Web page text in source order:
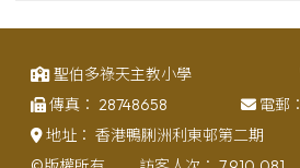
聖伯多祿天主教小學
傳真： 28748658 電郵：
地址： 香港鴨脷洲利東邨第二期